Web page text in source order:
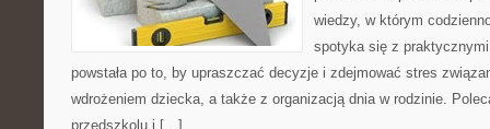
wiedzy, w którym
spotyka się z
powstała po to, by upraszczać decyzje i zdejmować stres
wdrożeniem dziecka, a także z organizacją dnia w rodzinie.
przedszkolu i […]